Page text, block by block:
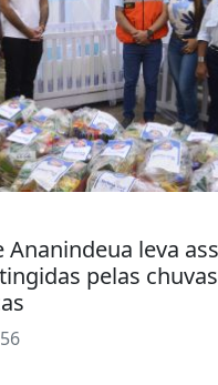
Ananindeua leva
pelas